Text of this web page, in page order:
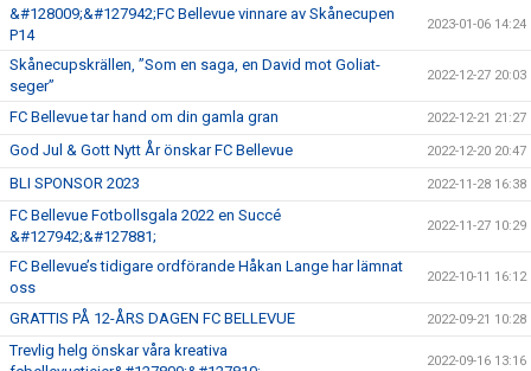
&#128009;&#127942;FC Bellevue vinnare av Skånecupen
P14
2023-01-06 14:24
Skånecupskrällen, ”Som en saga, en David mot Goliat-
seger”
2022-12-27 20:03
FC Bellevue tar hand om din gamla gran 2022-12-21 21:27
God Jul & Gott Nytt År önskar FC Bellevue 2022-12-20 20:47
BLI SPONSOR 2023 2022-11-28 16:38
FC Bellevue Fotbollsgala 2022 en Succé
&#127942;&#127881;
2022-11-27 10:29
FC Bellevue’s tidigare ordförande Håkan Lange har lämnat
oss
2022-10-11 16:12
GRATTIS PÅ 12-ÅRS DAGEN FC BELLEVUE 2022-09-21 10:28
Trevlig helg önskar våra kreativa
2022-09-16 13:16